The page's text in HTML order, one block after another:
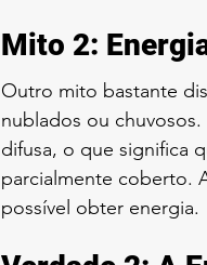
Mito 2:
Outro mito bastante
nublados ou
difusa, o que significa
parcialmente coberto.
possível obter energia.